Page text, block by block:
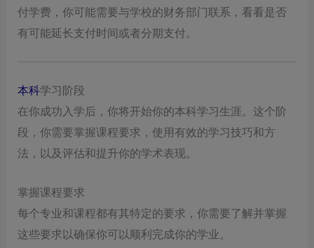
付学费，你可能需要与学校的财务部门联系，看看是否
有可能延长支付时间或者分期支付。
本科学习阶段
在你成功入学后，你将开始你的本科学习生涯。这个阶
段，你需要掌握课程要求，使用有效的学习技巧和方
法，以及评估和提升你的学术表现。
掌握课程要求
每个专业和课程都有其特定的要求，你需要了解并掌握
这些要求以确保你可以顺利完成你的学业。